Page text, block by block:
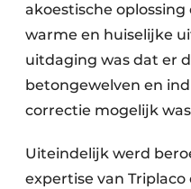
akoestische
warme en huiselijke
uitdaging was dat er
betongewelven en
correctie mogelijk
Uiteindelijk werd
expertise van